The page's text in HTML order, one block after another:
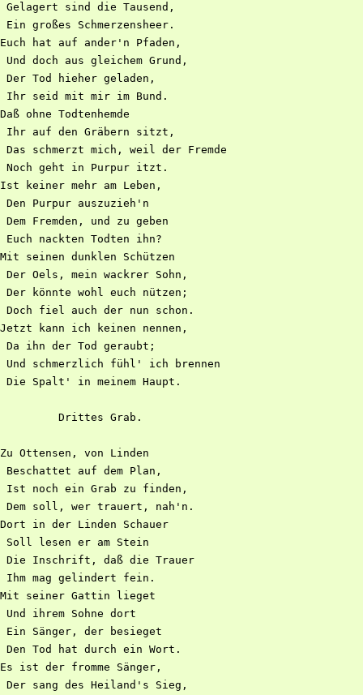
Gelagert sind die Tausend,
Ein großes Schmerzensheer.
Euch hat auf ander'n Pfaden,
Und doch aus gleichem Grund,
Der Tod hieher geladen,
Ihr seid mit mir im Bund.
Daß ohne Todtenhemde
Ihr auf den Gräbern sitzt,
Das schmerzt mich, weil der Fremde
Noch geht in Purpur itzt.
Ist keiner mehr am Leben,
Den Purpur auszuzieh'n
Dem Fremden, und zu geben
Euch nackten Todten ihn?
Mit seinen dunklen Schützen
Der Oels, mein wackrer Sohn,
Der könnte wohl euch nützen;
Doch fiel auch der nun schon.
Jetzt kann ich keinen nennen,
Da ihn der Tod geraubt;
Und schmerzlich fühl' ich brennen
Die Spalt' in meinem Haupt.
         Drittes Grab.
Zu Ottensen, von Linden
Beschattet auf dem Plan,
Ist noch ein Grab zu finden,
Dem soll, wer trauert, nah'n.
Dort in der Linden Schauer
Soll lesen er am Stein
Die Inschrift, daß die Trauer
Ihm mag gelindert fein.
Mit seiner Gattin lieget
Und ihrem Sohne dort
Ein Sänger, der besieget
Den Tod hat durch ein Wort.
Es ist der fromme Sänger,
Der sang des Heiland's Sieg,